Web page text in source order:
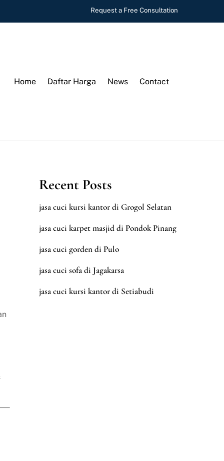
Request a Free Consultation
Home Daftar Harga News Contact
Recent Posts
jasa cuci kursi kantor di Grogol Selatan
jasa cuci karpet masjid di Pondok Pinang
jasa cuci gorden di Pulo
jasa cuci sofa di Jagakarsa
jasa cuci kursi kantor di Setiabudi